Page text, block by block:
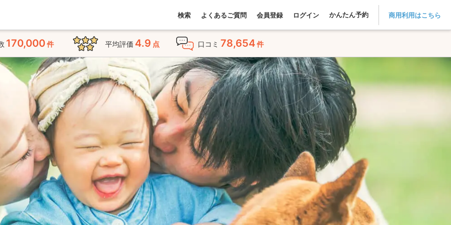
検索 よくあるご質問 会員登録 ログイン かんたん予約 商用利用はこちら
170,000件 平均評価 4.9 点 口コミ 78,654件